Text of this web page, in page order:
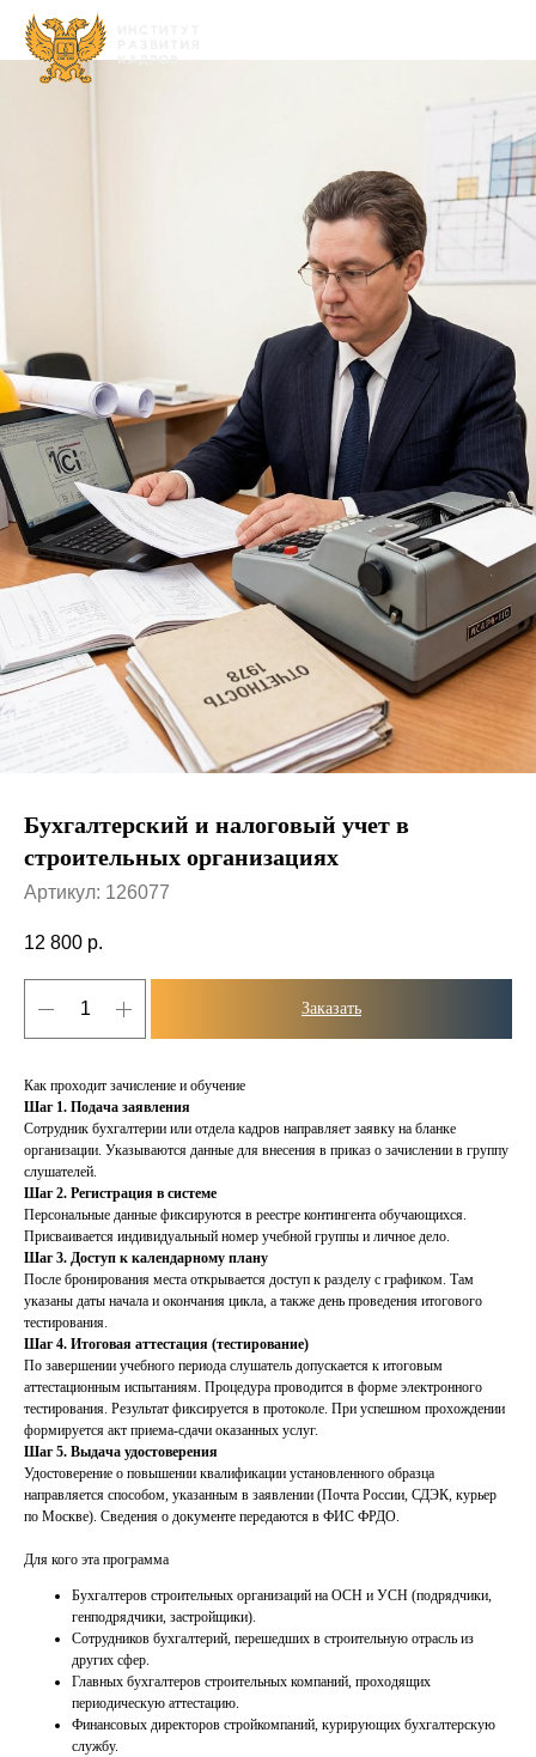
Бухгалтерский и налоговый учет в
строительных организациях
Артикул: 126077
12 800 р.
Заказать
Как проходит зачисление и обучение
Шаг 1. Подача заявления
Сотрудник бухгалтерии или отдела кадров направляет заявку на бланке
организации. Указываются данные для внесения в приказ о зачислении в группу
слушателей.
Шаг 2. Регистрация в системе
Персональные данные фиксируются в реестре контингента обучающихся.
Присваивается индивидуальный номер учебной группы и личное дело.
Шаг 3. Доступ к календарному плану
После бронирования места открывается доступ к разделу с графиком. Там
указаны даты начала и окончания цикла, а также день проведения итогового
тестирования.
Шаг 4. Итоговая аттестация (тестирование)
По завершении учебного периода слушатель допускается к итоговым
аттестационным испытаниям. Процедура проводится в форме электронного
тестирования. Результат фиксируется в протоколе. При успешном прохождении
формируется акт приема-сдачи оказанных услуг.
Шаг 5. Выдача удостоверения
Удостоверение о повышении квалификации установленного образца
направляется способом, указанным в заявлении (Почта России, СДЭК, курьер
по Москве). Сведения о документе передаются в ФИС ФРДО.
Для кого эта программа
Бухгалтеров строительных организаций на ОСН и УСН (подрядчики,
генподрядчики, застройщики).
Сотрудников бухгалтерий, перешедших в строительную отрасль из
других сфер.
Главных бухгалтеров строительных компаний, проходящих
периодическую аттестацию.
Финансовых директоров стройкомпаний, курирующих бухгалтерскую
службу.